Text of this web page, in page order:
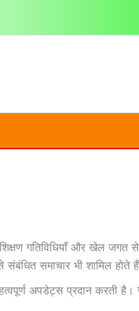
गतिविधियाँ और खेल जगत
समाचार भी शामिल होते
अपडेट्स प्रदान करती है।